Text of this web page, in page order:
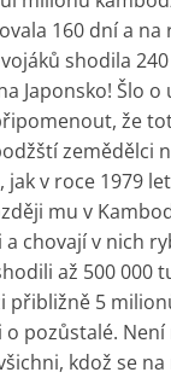
160 dní a na
shodila
Japonsko! Šlo
že
zemědělci
v roce 1979
mu v
chovají v nich
až 500 000
přibližně 5
pozůstalé.
kdož se